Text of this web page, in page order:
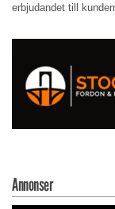
erbjudandet till
Annonser